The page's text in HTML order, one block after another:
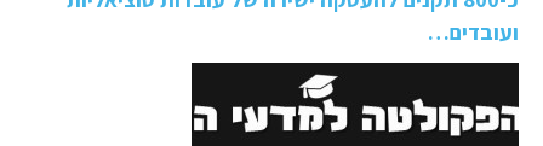
ועובדים…